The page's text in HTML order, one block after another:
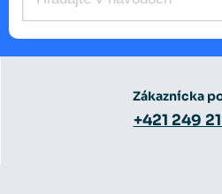
Zákaznícka
+421 249